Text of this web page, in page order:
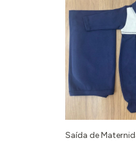
Saída de